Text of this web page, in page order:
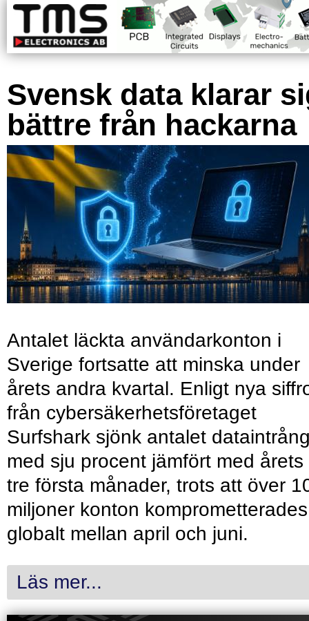
Svensk data klarar
bättre från hackarna
Antalet läckta användarkonton i
Sverige fortsatte att minska under
årets andra kvartal. Enligt nya
från cybersäkerhetsföretaget
Surfshark sjönk antalet
med sju procent jämfört med årets
tre första månader, trots att över
miljoner konton komprometterades
globalt mellan april och juni.
Läs mer...